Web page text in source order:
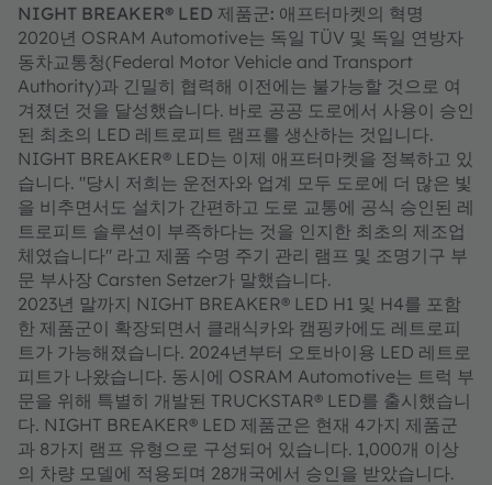
NIGHT BREAKER® LED 제품군: 애프터마켓의 혁명
2020년 OSRAM Automotive는 독일 TÜV 및 독일 연방자
동차교통청(Federal Motor Vehicle and Transport
Authority)과 긴밀히 협력해 이전에는 불가능할 것으로 여
겨졌던 것을 달성했습니다. 바로 공공 도로에서 사용이 승인
된 최초의 LED 레트로피트 램프를 생산하는 것입니다.
NIGHT BREAKER® LED는 이제 애프터마켓을 정복하고 있
습니다. "당시 저희는 운전자와 업계 모두 도로에 더 많은 빛
을 비추면서도 설치가 간편하고 도로 교통에 공식 승인된 레
트로피트 솔루션이 부족하다는 것을 인지한 최초의 제조업
체였습니다" 라고 제품 수명 주기 관리 램프 및 조명기구 부
문 부사장 Carsten Setzer가 말했습니다.
2023년 말까지 NIGHT BREAKER® LED H1 및 H4를 포함
한 제품군이 확장되면서 클래식카와 캠핑카에도 레트로피
트가 가능해졌습니다. 2024년부터 오토바이용 LED 레트로
피트가 나왔습니다. 동시에 OSRAM Automotive는 트럭 부
문을 위해 특별히 개발된 TRUCKSTAR® LED를 출시했습니
다. NIGHT BREAKER® LED 제품군은 현재 4가지 제품군
과 8가지 램프 유형으로 구성되어 있습니다. 1,000개 이상
의 차량 모델에 적용되며 28개국에서 승인을 받았습니다.